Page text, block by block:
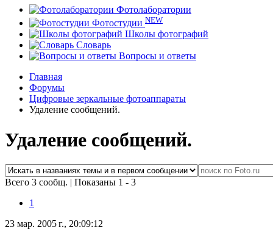
Фотолаборатории
Фотостудии NEW
Школы фотографий
Словарь
Вопросы и ответы
Главная
Форумы
Цифровые зеркальные фотоаппараты
Удаление сообщений.
Удаление сообщений.
Всего 3 сообщ. | Показаны 1 - 3
1
23 мар. 2005 г., 20:09:12